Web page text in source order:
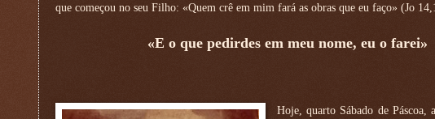
que começou no seu Filho: «Quem crê em mim fará as obras que eu faço» (Jo
«E o que pedirdes em meu nome, eu o farei»
Hoje, quarto Sábado de